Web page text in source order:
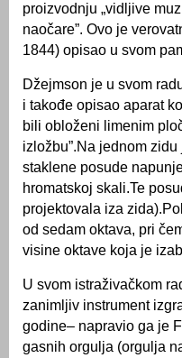
proizvodnju „vidljive
naočare”. Ovo je
1844) opisao u svom
Džejmson je u svom
i takođe opisao aparat
bili obloženi limenim
izložbu”.Na jednom
staklene posude
hromatskoj skali.Te
projektovala iza
od sedam oktava, pri
visine oktave koja je
U svom istraživačkom
zanimljiv instrument
godine– napravio ga je
gasnih orgulja (orgulja